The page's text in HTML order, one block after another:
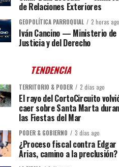
de Relaciones Exteriores
GEOPOLÍTICA PARROQUIAL 2 horas ago
Iván Cancino — Ministerio de
Justicia y del Derecho
TENDENCIA
TERRITORIO & PODER 2 días ago
El rayo del CortoCircuito
caer sobre Santa Marta
las Fiestas del Mar
PODER & GOBIERNO 3 días ago
¿Proceso fiscal contra Edgar
Arias, camino a la preclusión?